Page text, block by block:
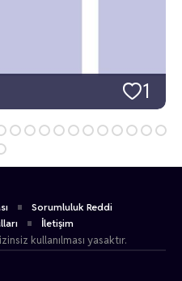
1
Sorumluluk Reddi
İletişim
kullanılması yasaktır.